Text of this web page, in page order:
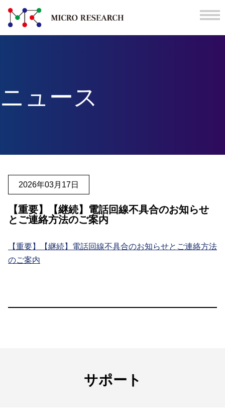
ニュース
2026年03月17日
【重要】【継続】電話回線不具合のお知らせ
とご連絡方法のご案内
【重要】【継続】電話回線不具合のお知らせとご連絡方法
のご案内
サポート